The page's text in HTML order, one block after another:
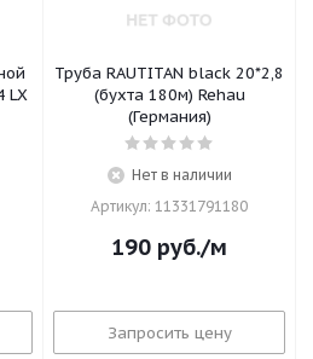
LX
Труба RAUTITAN black 20*2,8
(бухта 180м) Rehau
(Германия)
Нет в наличии
Артикул: 11331791180
190 руб./м
Запросить цену